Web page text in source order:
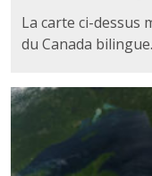
La carte ci-
du Canada